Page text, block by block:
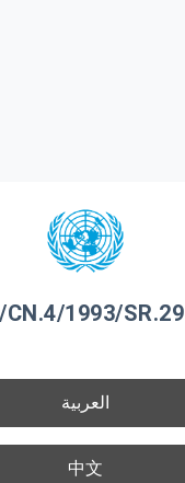
CN.4/1993/SR.29
العربية
中文